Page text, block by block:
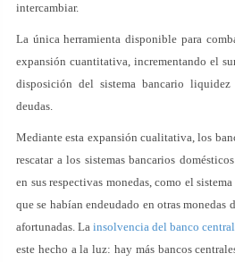
intercambiar.
La única herramienta disponible para
expansión cuantitativa, incrementando el
disposición del sistema bancario liquidez
deudas.
Mediante esta expansión cualitativa, los
rescatar a los sistemas bancarios
en sus respectivas monedas, como el
que se habían endeudado en otras monedas
afortunadas. La insolvencia del banco
este hecho a la luz: hay más bancos